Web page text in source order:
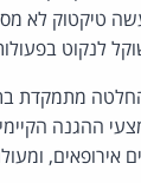
מתמקדת
את אמצעי
אירופאים,